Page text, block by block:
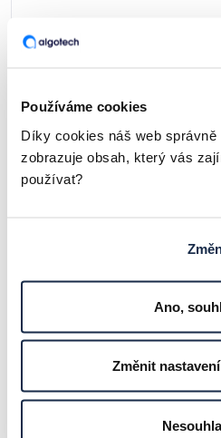
Používáme cookies
Díky cookies náš web správně
zobrazuje obsah, který vás
používat?
Ano,
Změnit
Co je IaaS?
ČLÁNKY A ZAJÍMAVOSTI